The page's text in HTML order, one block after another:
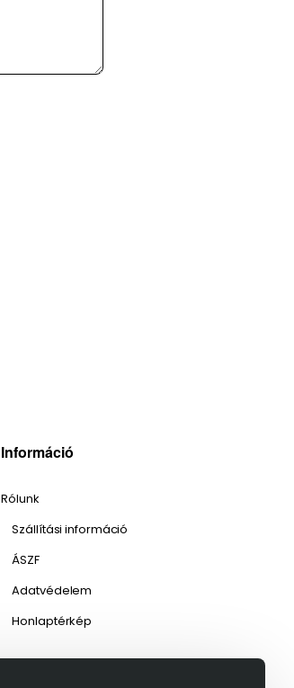
Információ
Rólunk
Szállítási információ
ÁSZF
Adatvédelem
Honlaptérkép